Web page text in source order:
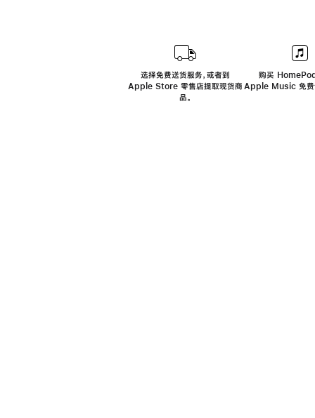
选择免费送货服务，或者到
Apple Store 零售店提取现货商
品。
购买
Apple Music 免费